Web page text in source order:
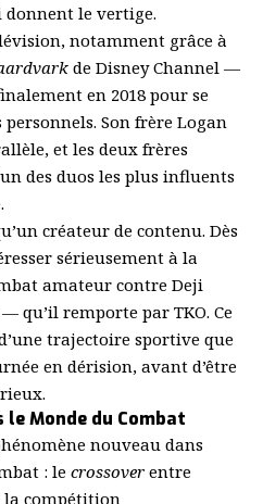
donnent le vertige.
notamment grâce à
de Disney Channel —
en 2018 pour se
Son frère Logan
et les deux frères
des duos les plus influents
créateur de contenu. Dès
sérieusement à la
amateur contre Deji
qu’il remporte par TKO. Ce
trajectoire sportive que
en dérision, avant d’être
Monde du Combat
nouveau dans
: le crossover entre
compétition